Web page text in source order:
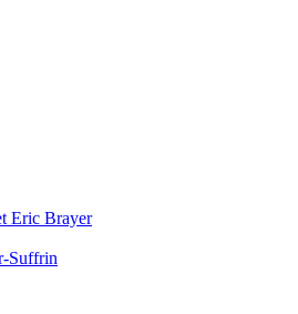
Eric Brayer
Suffrin